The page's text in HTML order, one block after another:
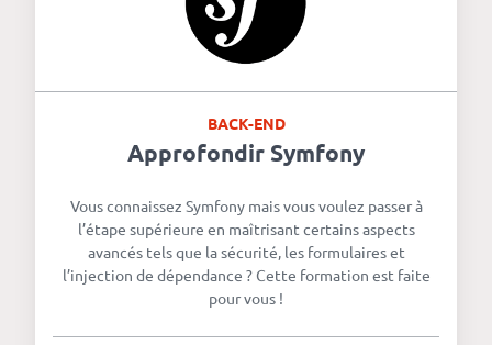
BACK-END
Approfondir Symfony
Vous connaissez Symfony mais vous voulez passer à
l’étape supérieure en maîtrisant certains aspects
avancés tels que la sécurité, les formulaires et
l’injection de dépendance ? Cette formation est faite
pour vous !